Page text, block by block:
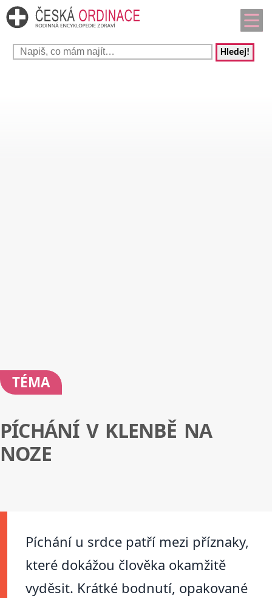
Hledej!
TÉMA
PÍCHÁNÍ V KLENBĚ NA
NOZE
Píchání u srdce patří mezi příznaky,
které dokážou člověka okamžitě
vyděsit. Krátké bodnutí, opakované